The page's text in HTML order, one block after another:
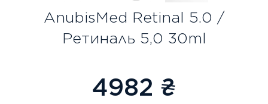
AnubisMed Retinal 5.0 /
Ретиналь 5,0 30ml
4982 ₴